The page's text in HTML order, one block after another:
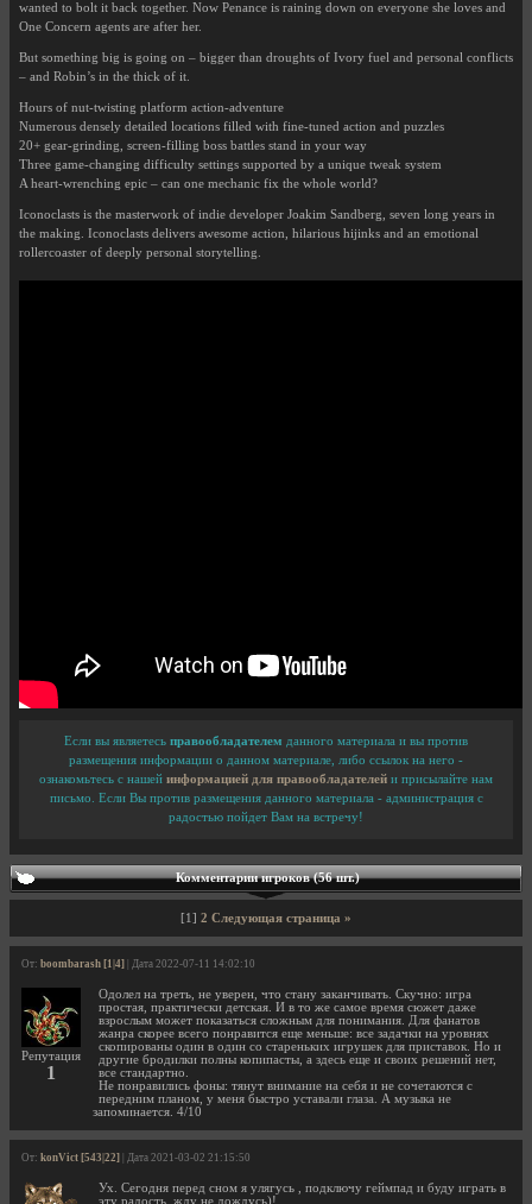
wanted to bolt it back together. Now Penance is raining down on everyone she loves and
One Concern agents are after her.
But something big is going on – bigger than droughts of Ivory fuel and personal conflicts
– and Robin’s in the thick of it.
Hours of nut-twisting platform action-adventure
Numerous densely detailed locations filled with fine-tuned action and puzzles
20+ gear-grinding, screen-filling boss battles stand in your way
Three game-changing difficulty settings supported by a unique tweak system
A heart-wrenching epic – can one mechanic fix the whole world?
Iconoclasts is the masterwork of indie developer Joakim Sandberg, seven long years in
the making. Iconoclasts delivers awesome action, hilarious hijinks and an emotional
rollercoaster of deeply personal storytelling.
Если вы являетесь правообладателем данного материала и вы против
размещения информации о данном материале, либо ссылок на него -
ознакомьтесь с нашей информацией для правообладателей и присылайте нам
письмо. Если Вы против размещения данного материала - администрация с
радостью пойдет Вам на встречу!
Комментарии игроков (56 шт.)
[1] 2 Следующая страница »
От: boombarash [1|4] | Дата 2022-07-11 14:02:10
Репутация
1
Одолел на треть, не уверен, что стану заканчивать. Скучно: игра
простая, практически детская. И в то же самое время сюжет даже
взрослым может показаться сложным для понимания. Для фанатов
жанра скорее всего понравится еще меньше: все задачки на уровнях
скопированы один в один со стареньких игрушек для приставок. Но и
другие бродилки полны копипасты, а здесь еще и своих решений нет,
все стандартно.
Не понравились фоны: тянут внимание на себя и не сочетаются с
передним планом, у меня быстро уставали глаза. А музыка не
запоминается. 4/10
От: konVict [543|22] | Дата 2021-03-02 21:15:50
Ух. Сегодня перед сном я улягусь , подключу геймпад и буду играть в